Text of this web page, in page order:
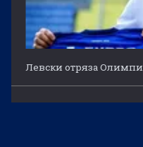
Левски отряза